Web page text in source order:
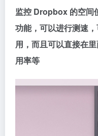
监控 Dropbox 的空间
功能，可以进行测速
用，而且可以直接在
用率等